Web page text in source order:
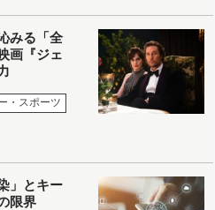
みる「全
画『ジェ
・スポーツ
」とキー
限界